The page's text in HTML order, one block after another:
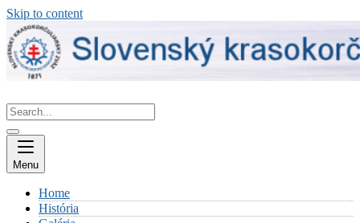
Skip to content
Menu
Home
História